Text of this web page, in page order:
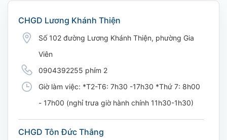
CHGD Lương Khánh Thiện
Số 102 đường Lương Khánh Thiện, phường Gia
Viên
0904392255 phím 2
Giờ làm việc: *T2-T6: 7h30 -17h30 *Thứ 7: 8h00
- 17h00 (nghỉ trưa giờ hành chính 11h30-1h30)
CHGD Tôn Đức Thắng